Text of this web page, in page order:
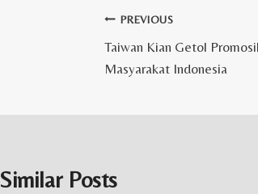
Post
navigation
PREVIOUS
Taiwan Kian Getol
Masyarakat Indonesia
Similar Posts